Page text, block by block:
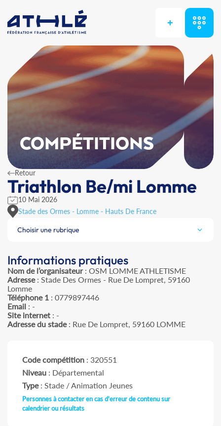
+
COMPÉTITIONS
Retour
Triathlon Be/mi Lomme
10 Mai 2026
Stade des Ormes - Lomme - Hauts De France
Choisir une rubrique
Informations pratiques
Nom de l’organisateur: OSM LOMME ATHLETISME
Adresse: Stade Des Ormes - Rue De Lompret, 59160
Lomme
Téléphone 1 : 0779897446
Email : -
Site internet : -
Adresse du stade: Rue De Lompret, 59160 LOMME
Code compétition : 320551
Niveau : Départemental
Type: Stade / Animation Jeunes
Personnes à contacter en cas d'erreur de contenu sur
calendrier ou résultats